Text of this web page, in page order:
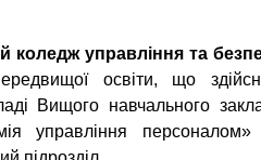
управління та
освіти, що
Вищого навчального
управління персоналом»